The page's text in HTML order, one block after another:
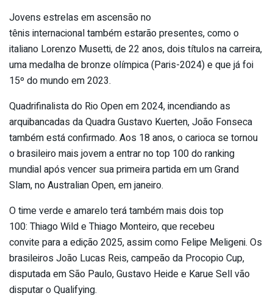
Jovens estrelas em ascensão no
tênis internacional também estarão presentes, como o
italiano Lorenzo Musetti, de 22 anos, dois títulos na carreira,
uma medalha de bronze olímpica (Paris-2024) e que já foi
15º do mundo em 2023.
Quadrifinalista do Rio Open em 2024, incendiando as
arquibancadas da Quadra Gustavo Kuerten, João Fonseca
também está confirmado. Aos 18 anos, o carioca se tornou
o brasileiro mais jovem a entrar no top 100 do ranking
mundial após vencer sua primeira partida em um Grand
Slam, no Australian Open, em janeiro.
O time verde e amarelo terá também mais dois top
100: Thiago Wild e Thiago Monteiro, que recebeu
convite para a edição 2025, assim como Felipe Meligeni. Os
brasileiros João Lucas Reis, campeão da Procopio Cup,
disputada em São Paulo, Gustavo Heide e Karue Sell vão
disputar o Qualifying.